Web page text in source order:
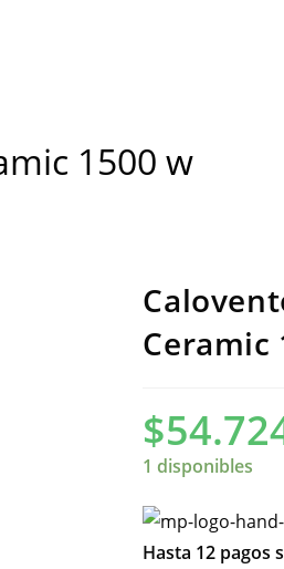
1500 w
Ceramic
$
1 disponibles
Hasta 12 pagos